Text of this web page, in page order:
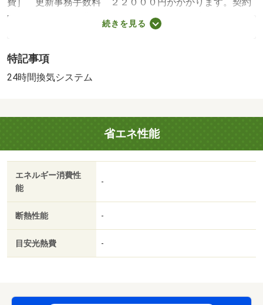
時にクリーニング費６００００円、鍵セット費３３００円
（税込）が必要となります。駐車場貸主インボイス登録な
約時保証委託料：２．２万／月額保証委託料：賃料総額の
２．２％又は５．５％ ※ペット可は２．５万／２．
サンルーム付き♪・バイク置場：なし・駐輪場：有/クリー
続きを見る
特記事項
24時間換気システム
省エネ性能
エネルギー消費性
能
-
断熱性能 -
目安光熱費 -